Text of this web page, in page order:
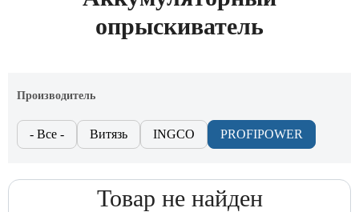
опрыскиватель
Производитель
- Все - Витязь INGCO PROFIPOWER
Товар не найден